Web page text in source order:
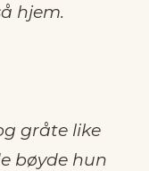
hjem.
gråte like
bøyde hun